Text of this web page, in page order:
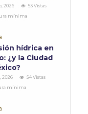
2026
53 Vistas
mínima
hídrica en
¿y la Ciudad
2026
54 Vistas
mínima